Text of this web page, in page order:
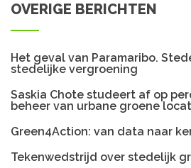
OVERIGE BERICHTEN
Het geval van Paramaribo.
stedelijke vergroening
Saskia Chote studeert af op
beheer van urbane groene
Green4Action: van data naar
Tekenwedstrijd over stedelijk